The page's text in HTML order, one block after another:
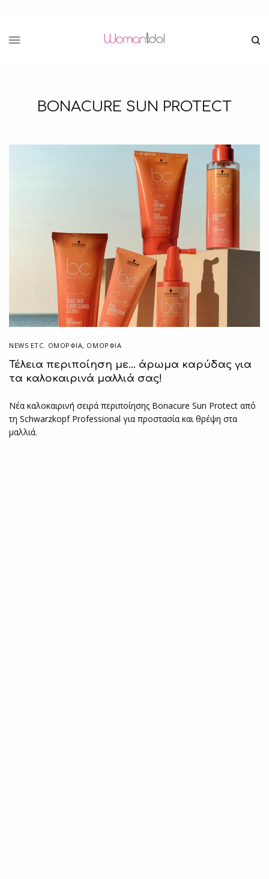
BONACURE SUN PROTECT
NEWS ETC. ΟΜΟΡΦΙΆ, ΟΜΟΡΦΙΑ
Τέλεια περιποίηση με… άρωμα καρύδας για
τα καλοκαιρινά μαλλιά σας!
Νέα καλοκαιρινή σειρά περιποίησης Bonacure Sun Protect από
τη Schwarzkopf Professional για προστασία και θρέψη στα
μαλλιά.